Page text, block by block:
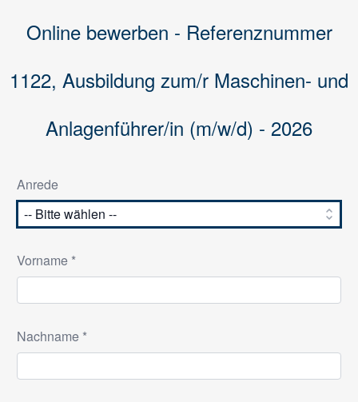
Online bewerben - Referenznummer
1122, Ausbildung zum/r Maschinen- und
Anlagenführer/in (m/w/d) - 2026
Anrede
Vorname *
Nachname *